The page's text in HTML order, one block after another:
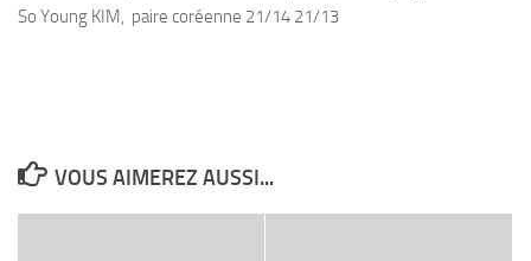
So Young KIM, paire coréenne 21/14 21/13
VOUS AIMEREZ AUSSI...